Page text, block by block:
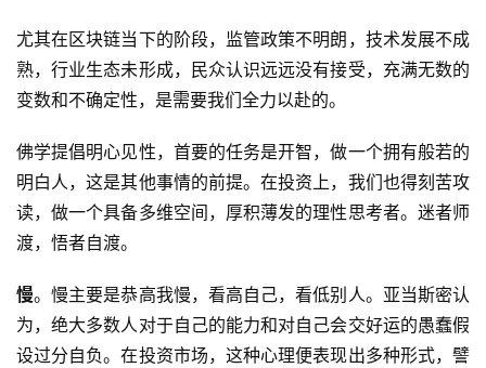
尤其在区块链当下的阶段，监管政策不明朗，技术发展不成
熟，行业生态未形成，民众认识远远没有接受，充满无数的
变数和不确定性，是需要我们全力以赴的。
佛学提倡明心见性，首要的任务是开智，做一个拥有般若的
明白人，这是其他事情的前提。在投资上，我们也得刻苦攻
读，做一个具备多维空间，厚积薄发的理性思考者。迷者师
渡，悟者自渡。
慢。慢主要是恭高我慢，看高自己，看低别人。亚当斯密认
为，绝大多数人对于自己的能力和对自己会交好运的愚蠢假
设过分自负。在投资市场，这种心理便表现出多种形式，譬